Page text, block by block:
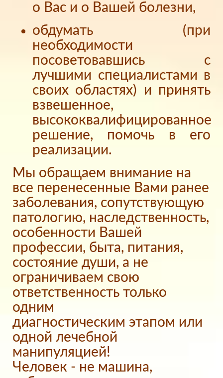
о Вас и о Вашей болезни,
обдумать (при
необходимости
посоветовавшись с
лучшими специалистами в
своих областях) и принять
взвешенное,
высококвалифицированное
решение, помочь в его
реализации.
Мы обращаем внимание на
все перенесенные Вами ранее
заболевания, сопутствующую
патологию, наследственность,
особенности Вашей
профессии, быта, питания,
состояние души, а не
ограничиваем свою
ответственность только
одним
диагностическим этапом или
одной лечебной
манипуляцией!
Человек - не машина,